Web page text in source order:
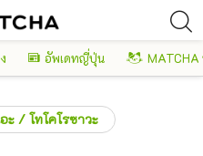
อัพเดทญี่ปุ่น
ะ / โทโคโรซาวะ